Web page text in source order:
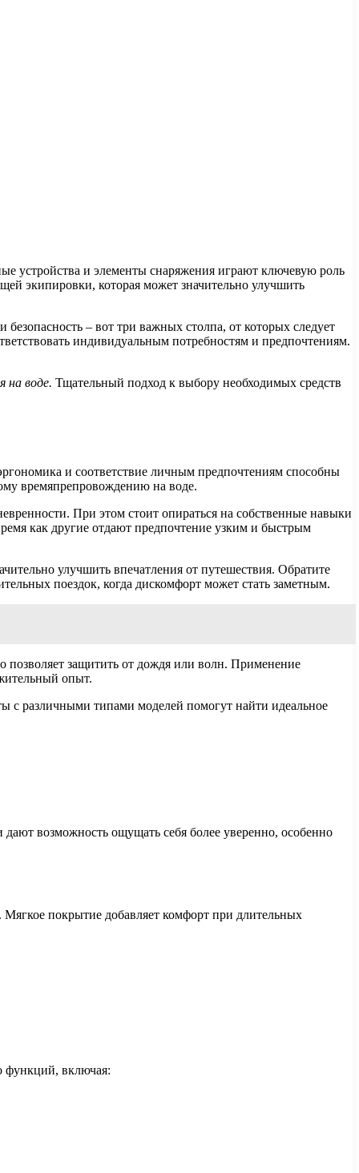
устройства и элементы снаряжения играют ключевую роль
экипировки, которая может значительно улучшить
– вот три важных столпа, от которых следует
индивидуальным потребностям и предпочтениям.
на воде. Тщательный подход к выбору необходимых средств
и соответствие личным предпочтениям способны
времяпрепровождению на воде.
При этом стоит опираться на собственные навыки
как другие отдают предпочтение узким и быстрым
улучшить впечатления от путешествия. Обратите
поездок, когда дискомфорт может стать заметным.
позволяет защитить от дождя или волн. Применение
опыт.
с различными типами моделей помогут найти идеальное
возможность ощущать себя более уверенно, особенно
покрытие добавляет комфорт при длительных
функций, включая: